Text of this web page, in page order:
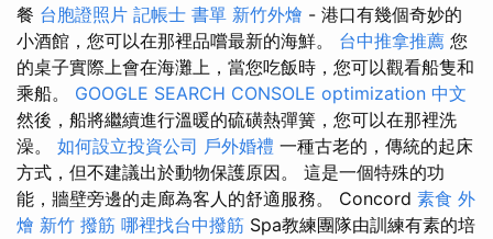
餐 台胞證照片 記帳士 書單 新竹外燴 - 港口有幾個奇妙的
小酒館，您可以在那裡品嚐最新的海鮮。 台中推拿推薦 您
的桌子實際上會在海灘上，當您吃飯時，您可以觀看船隻和
乘船。 GOOGLE SEARCH CONSOLE optimization 中文
然後，船將繼續進行溫暖的硫磺熱彈簧，您可以在那裡洗
澡。 如何設立投資公司 戶外婚禮 一種古老的，傳統的起床
方式，但不建議出於動物保護原因。 這是一個特殊的功
能，牆壁旁邊的走廊為客人的舒適服務。 Concord 素食 外
燴 新竹 撥筋 哪裡找台中撥筋 Spa教練團隊由訓練有素的培